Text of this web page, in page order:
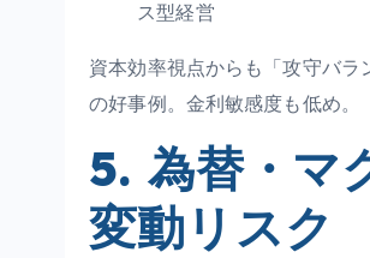
ス型経営
資本効率視点からも「攻守バラ
の好事例。金利敏感度も低め。
5. 為替・マ
変動リスク